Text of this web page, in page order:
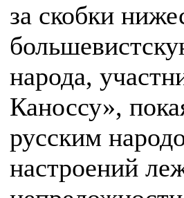
за скобки
народа,
Каноссу»,
русским
настроений